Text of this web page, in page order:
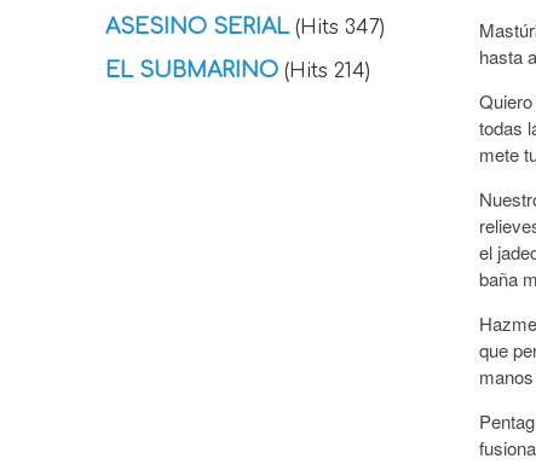
hasta
todas
mete
el
baña
que
ASESINO SERIAL (Hits 347)
EL SUBMARINO (Hits 214)